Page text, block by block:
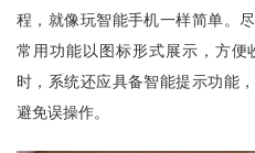
程，就像玩智能手机一样简单。
常用功能以图标形式展示，方便
时，系统还应具备智能提示功能
避免误操作。